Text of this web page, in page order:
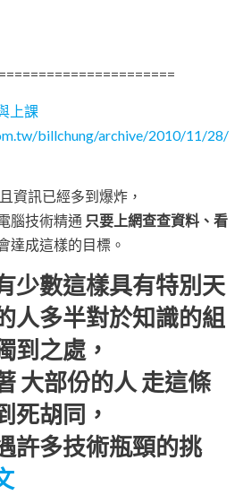
上課
billchung/archive/2010/11/28/
資訊已經多到爆炸，
腦技術精通 只要上網查查資料、看
達成這樣的目標。
少數這樣具有特別天
人多半對於知識的組
到之處，
大部份的人 走這條
死胡同，
許多技術瓶頸的挑